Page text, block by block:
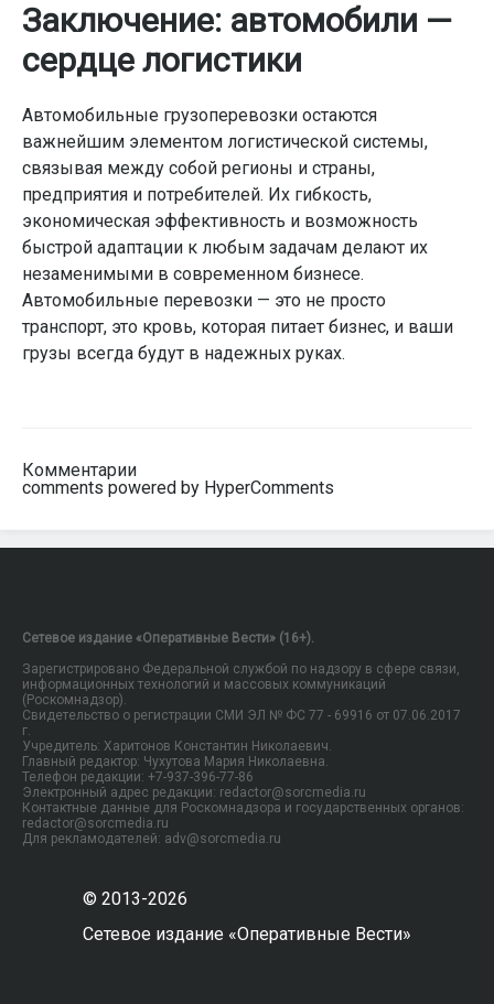
Заключение: автомобили —
сердце логистики
Автомобильные грузоперевозки остаются
важнейшим элементом логистической системы,
связывая между собой регионы и страны,
предприятия и потребителей. Их гибкость,
экономическая эффективность и возможность
быстрой адаптации к любым задачам делают их
незаменимыми в современном бизнесе.
Автомобильные перевозки — это не просто
транспорт, это кровь, которая питает бизнес, и ваши
грузы всегда будут в надежных руках.
Комментарии
comments powered by HyperComments
Сетевое издание «Оперативные Вести» (16+).
Зарегистрировано Федеральной службой по надзору в сфере связи,
информационных технологий и массовых коммуникаций
(Роскомнадзор).
Свидетельство о регистрации СМИ ЭЛ № ФС 77 - 69916 от 07.06.2017
г.
Учредитель: Харитонов Константин Николаевич.
Главный редактор: Чухутова Мария Николаевна.
Телефон редакции: +7-937-396-77-86
Электронный адрес редакции: redactor@sorcmedia.ru
Контактные данные для Роскомнадзора и государственных органов:
redactor@sorcmedia.ru
Для рекламодателей: adv@sorcmedia.ru
© 2013-2026
Сетевое издание «Оперативные Вести»